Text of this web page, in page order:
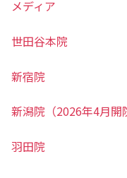
メディア
世田谷本院
新宿院
新潟院（2026年4月開
羽田院